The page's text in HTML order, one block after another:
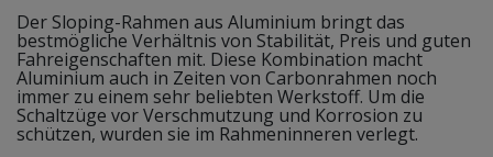
Der Sloping-Rahmen aus Aluminium bringt das
bestmögliche Verhältnis von Stabilität, Preis und guten
Fahreigenschaften mit. Diese Kombination macht
Aluminium auch in Zeiten von Carbonrahmen noch
immer zu einem sehr beliebten Werkstoff. Um die
Schaltzüge vor Verschmutzung und Korrosion zu
schützen, wurden sie im Rahmeninneren verlegt.